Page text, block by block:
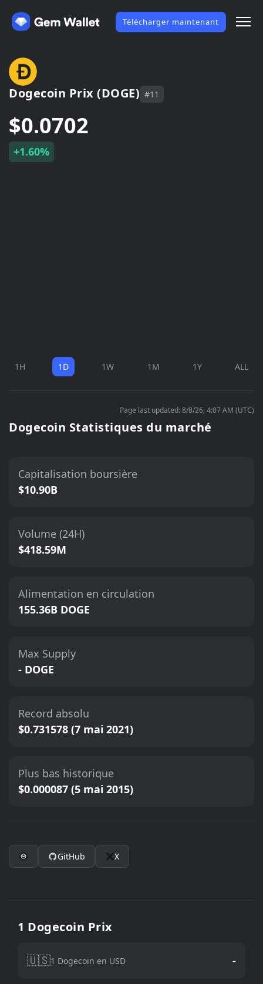
Télécharger maintenant
Dogecoin Prix (DOGE) #11
$0.0702
+1.60%
1H 1D 1W 1M 1Y ALL
Page last updated: 8/8/26, 4:07 AM (UTC)
Dogecoin Statistiques du marché
Capitalisation boursière
$10.90B
Volume (24H)
$418.59M
Alimentation en circulation
155.36B DOGE
Max Supply
- DOGE
Record absolu
$0.731578 (7 mai 2021)
Plus bas historique
$0.000087 (5 mai 2015)
GitHub X
1 Dogecoin Prix
🇺🇸1 Dogecoin en USD -